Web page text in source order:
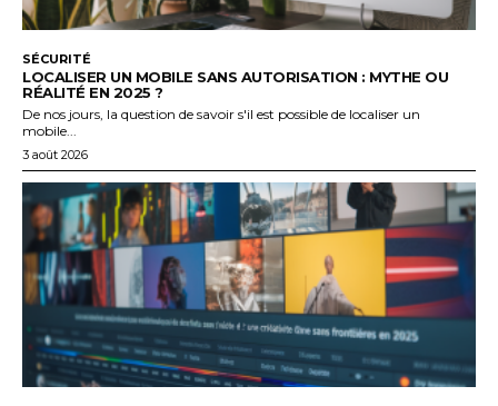
SÉCURITÉ
LOCALISER UN MOBILE SANS AUTORISATION : MYTHE OU
RÉALITÉ EN 2025 ?
De nos jours, la question de savoir s'il est possible de localiser un
mobile...
3 août 2026